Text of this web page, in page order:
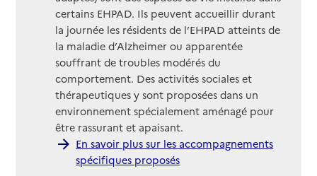
certains EHPAD. Ils peuvent accueillir durant
la journée les résidents de l’EHPAD atteints de
la maladie d’Alzheimer ou apparentée
souffrant de troubles modérés du
comportement. Des activités sociales et
thérapeutiques y sont proposées dans un
environnement spécialement aménagé pour
être rassurant et apaisant.
En savoir plus sur les accompagnements
spécifiques proposés